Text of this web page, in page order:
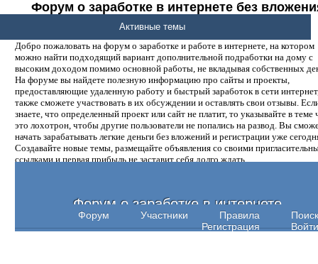
Форум о заработке в интернете без
денег.
Добро пожаловать на форум о заработке и работе в интернете, на котором
можно найти подходящий вариант дополнительной подработки на дому с
высоким доходом помимо основной работы, не вкладывая собственных
На форуме вы найдете полезную информацию про сайты и проекты,
предоставляющие удаленную работу и быстрый заработок в сети
также сможете участвовать в их обсуждении и оставлять свои отзывы.
знаете, что определенный проект или сайт не платит, то указывайте в теме
это лохотрон, чтобы другие пользователи не попались на развод. Вы
начать зарабатывать легкие деньги без вложений и регистрации уже
Создавайте новые темы, размещайте объявления со своими
ссылками и первая прибыль не заставит себя долго ждать.
Форум о заработке в интернете
Форум Участники Правила
Поиск
Регистрация
Войти
Активные темы